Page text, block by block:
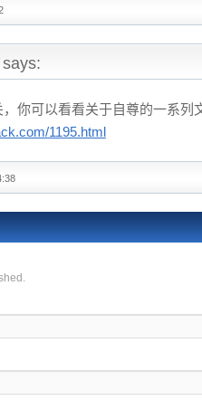
says:
你可以看看关于自尊的一系列
1195.html